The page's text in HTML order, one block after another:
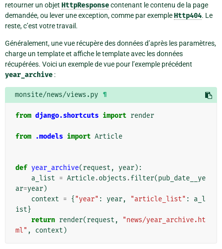
retourner un objet HttpResponsecontenant le contenu de la page
demandée, ou lever une exception, comme par exempleHttp404. Le
reste, c’est votre travail.
Généralement, une vue récupère des données d’après les paramètres,
charge un template et affiche le template avec les données
récupérées. Voici un exemple de vue pour l’exemple précédent
year_archive :
monsite/news/views.py ¶
from django.shortcuts import render
from .models import Article
def year_archive(request , year):
a_list = Article.objects .filter(pub_date__ye
ar=year)
context = { "year" : year, "article_list" :
a_l
ist}
return render(request ,
"news/year_archive.ht
ml" , context )